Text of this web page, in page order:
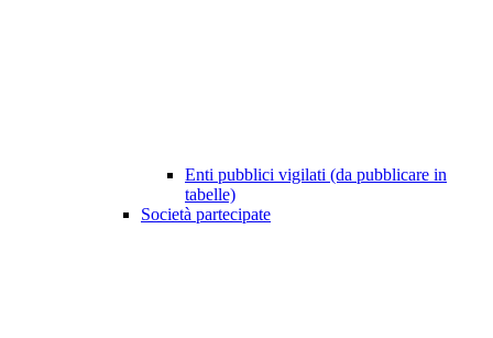
Enti pubblici vigilati (da pubblicare in
tabelle)
Società partecipate